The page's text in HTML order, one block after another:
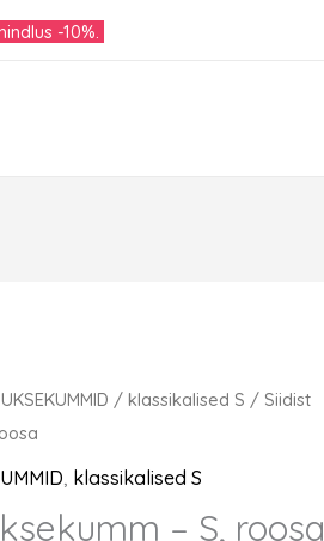
-10%.
/klassikalised S / Siidist
, klassikalised S
– S, roosa